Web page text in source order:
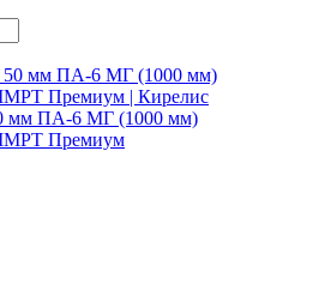
мм ПА-6 МГ (1000 мм)
Премиум